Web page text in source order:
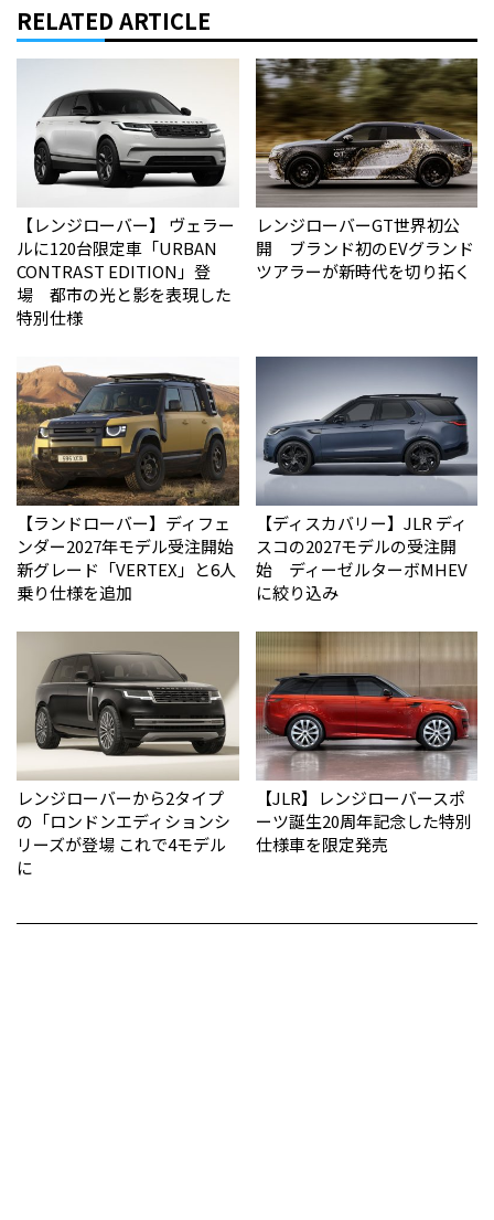
RELATED ARTICLE
【レンジローバー】 ヴェラー
ルに120台限定車「URBAN
CONTRAST EDITION」登
場 都市の光と影を表現した
特別仕様
レンジローバーGT世界初公
開 ブランド初のEVグランド
ツアラーが新時代を切り拓く
【ランドローバー】ディフェ
ンダー2027年モデル受注開始
新グレード「VERTEX」と6人
乗り仕様を追加
【ディスカバリー】JLR ディ
スコの2027モデルの受注開
始 ディーゼルターボMHEV
に絞り込み
レンジローバーから2タイプ
の「ロンドンエディションシ
リーズが登場 これで4モデル
に
【JLR】レンジローバースポ
ーツ誕生20周年記念した特別
仕様車を限定発売